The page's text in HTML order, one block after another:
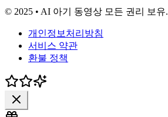
© 2025 • AI 아기 동영상 모든 권리 보유.
개인정보처리방침
서비스 약관
환불 정책